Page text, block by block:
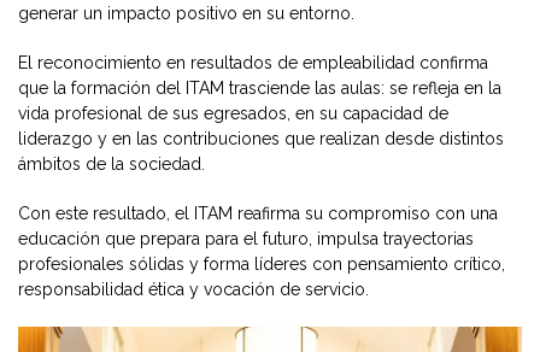
generar un impacto positivo en su entorno.
El reconocimiento en resultados de empleabilidad confirma
que la formación del ITAM trasciende las aulas: se refleja en la
vida profesional de sus egresados, en su capacidad de
liderazgo y en las contribuciones que realizan desde distintos
ámbitos de la sociedad.
Con este resultado, el ITAM reafirma su compromiso con una
educación que prepara para el futuro, impulsa trayectorias
profesionales sólidas y forma líderes con pensamiento crítico,
responsabilidad ética y vocación de servicio.